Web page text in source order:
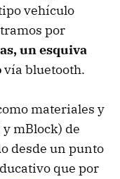
vehículo
por
un esquiva
vía bluetooth.
materiales y
mBlock) de
desde un punto
que por